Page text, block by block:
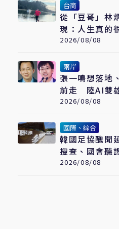
台商
從「豆哥」林
現：人生真的
2026/08/08
兩岸
張一鳴想落地
前走 陸AI雙
輪選擇
2026/08/08
國際、綜合
韓國足協醜聞
搜查、國會
「不當招待」
日
2026/08/08